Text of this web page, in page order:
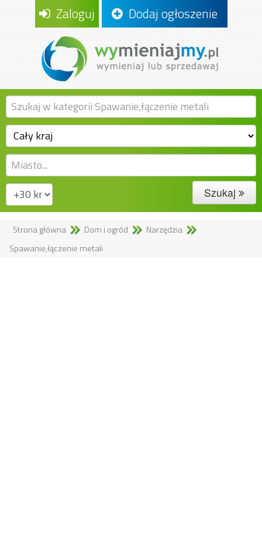
Zaloguj Dodaj ogłoszenie
Szukaj
Strona główna Dom i ogród
Narzędzia
Spawanie,łączenie metali